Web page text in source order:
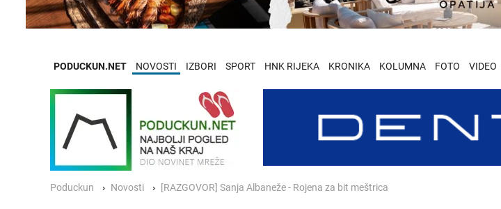
PODUCKUN.NET NOVOSTI IZBORI SPORT HNK RIJEKA KRONIKA KOLUMNA FOTO VIDEO
Poduckun Novosti [RAZGOVOR] Sanja Albaneže - Rojena za bit meštrica